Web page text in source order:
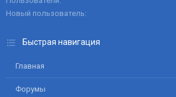
Новый пользователь
Быстрая навигация
Главная
Форумы